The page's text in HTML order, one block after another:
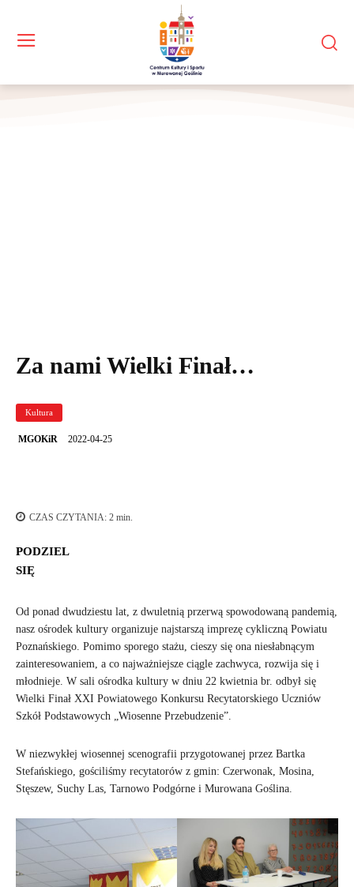
Za nami Wielki Finał…
Kultura
MGOKiR 2022-04-25
CZAS CZYTANIA: 2 min.
PODZIEL
SIĘ
Od ponad dwudziestu lat, z dwuletnią przerwą spowodowaną pandemią,
nasz ośrodek kultury organizuje najstarszą imprezę cykliczną Powiatu
Poznańskiego. Pomimo sporego stażu, cieszy się ona niesłabnącym
zainteresowaniem, a co najważniejsze ciągle zachwyca, rozwija się i
młodnieje. W sali ośrodka kultury w dniu 22 kwietnia br. odbył się
Wielki Finał XXI Powiatowego Konkursu Recytatorskiego Uczniów
Szkół Podstawowych „Wiosenne Przebudzenie”.
W niezwykłej wiosennej scenografii przygotowanej przez Bartka
Stefańskiego, gościliśmy recytatorów z gmin: Czerwonak, Mosina,
Stęszew, Suchy Las, Tarnowo Podgórne i Murowana Goślina.